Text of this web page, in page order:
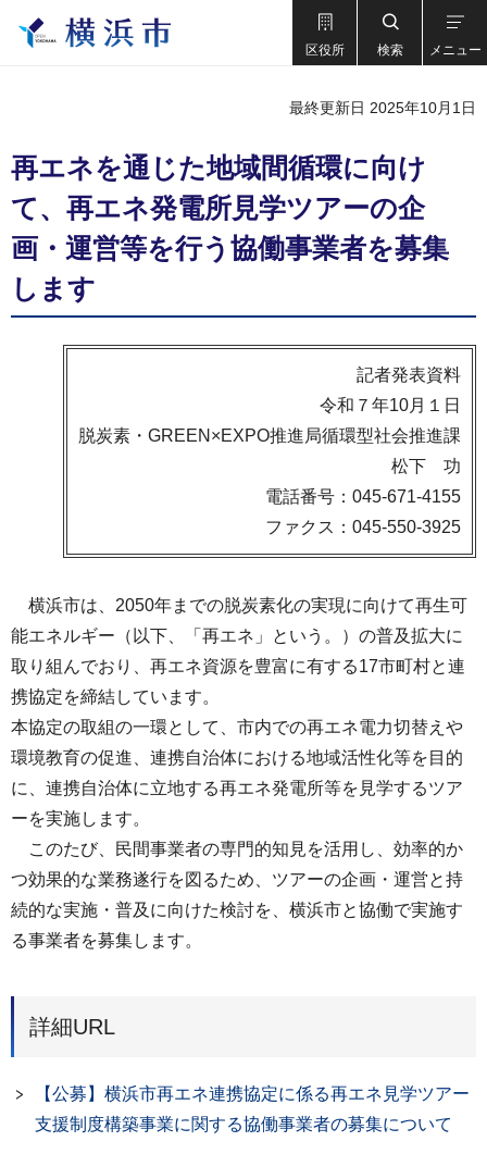
区役所 検索 メニュー
最終更新日 2025年10月1日
再エネを通じた地域間循環に向け
て、再エネ発電所見学ツアーの企
画・運営等を行う協働事業者を募集
します
記者発表資料
令和７年10月１日
脱炭素・GREEN×EXPO推進局循環型社会推進課
松下 功
電話番号：045-671-4155
ファクス：045-550-3925
横浜市は、2050年までの脱炭素化の実現に向けて再生可
能エネルギー（以下、「再エネ」という。）の普及拡大に
取り組んでおり、再エネ資源を豊富に有する17市町村と連
携協定を締結しています。
本協定の取組の一環として、市内での再エネ電力切替えや
環境教育の促進、連携自治体における地域活性化等を目的
に、連携自治体に立地する再エネ発電所等を見学するツア
ーを実施します。
このたび、民間事業者の専門的知見を活用し、効率的か
つ効果的な業務遂行を図るため、ツアーの企画・運営と持
続的な実施・普及に向けた検討を、横浜市と協働で実施す
る事業者を募集します。
詳細URL
【公募】横浜市再エネ連携協定に係る再エネ見学ツアー
支援制度構築事業に関する協働事業者の募集について